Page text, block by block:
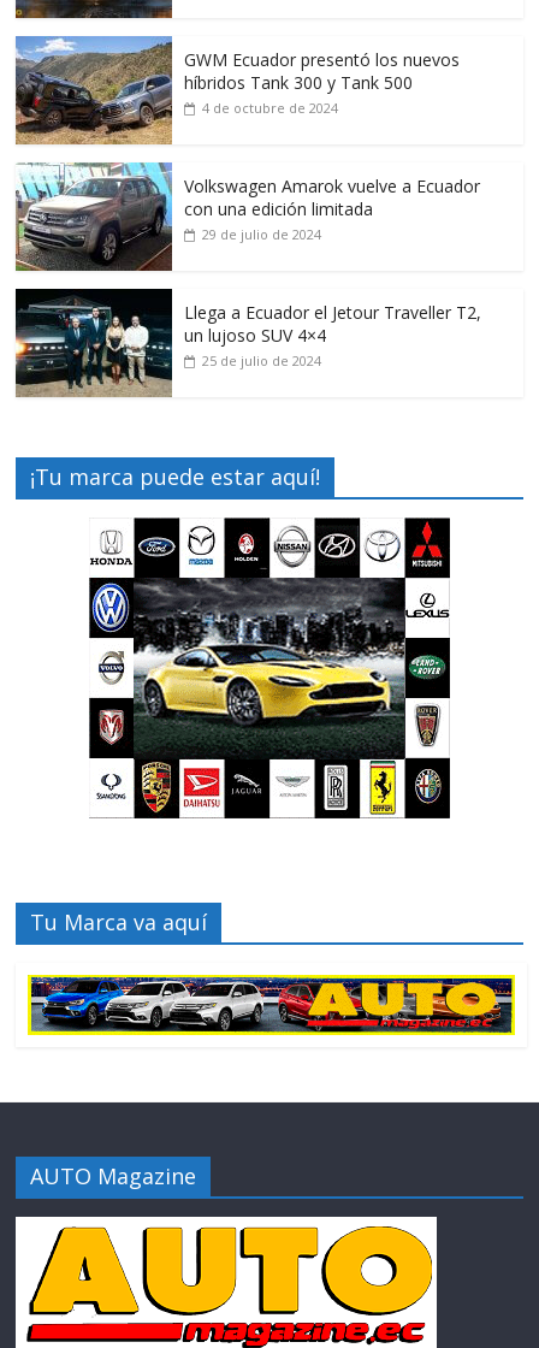
GWM Ecuador presentó los nuevos
híbridos Tank 300 y Tank 500
4 de octubre de 2024
Volkswagen Amarok vuelve a Ecuador
con una edición limitada
29 de julio de 2024
Llega a Ecuador el Jetour Traveller T2,
un lujoso SUV 4×4
25 de julio de 2024
¡Tu marca puede estar aquí!
Tu Marca va aquí
AUTO Magazine